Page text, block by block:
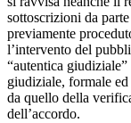
sottoscrizioni da
previamente
l’intervento del
“autentica
giudiziale, formale
da quello della
dell’accordo.